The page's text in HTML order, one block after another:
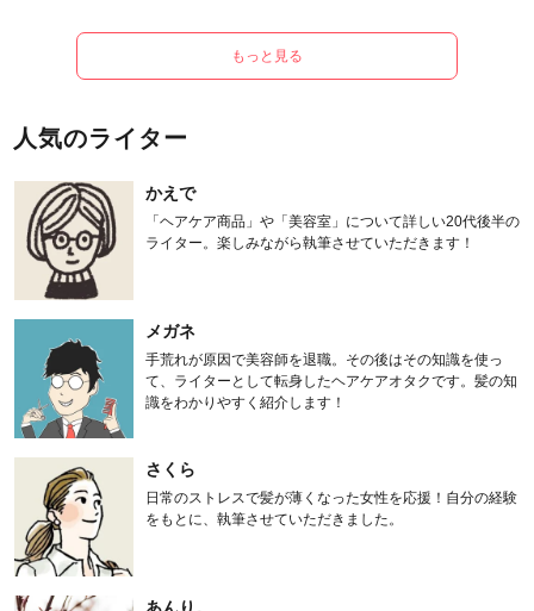
もっと見る
人気のライター
かえで
「ヘアケア商品」や「美容室」について詳しい20代後半の
ライター。楽しみながら執筆させていただきます！
メガネ
手荒れが原因で美容師を退職。その後はその知識を使っ
て、ライターとして転身したヘアケアオタクです。髪の知
識をわかりやすく紹介します！
さくら
日常のストレスで髪が薄くなった女性を応援！自分の経験
をもとに、執筆させていただきました。